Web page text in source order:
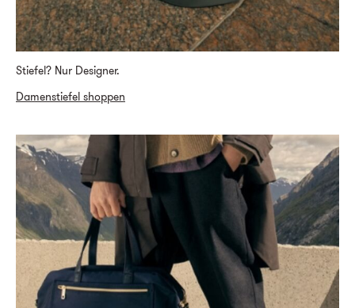
Stiefel? Nur Designer.
Damenstiefel shoppen